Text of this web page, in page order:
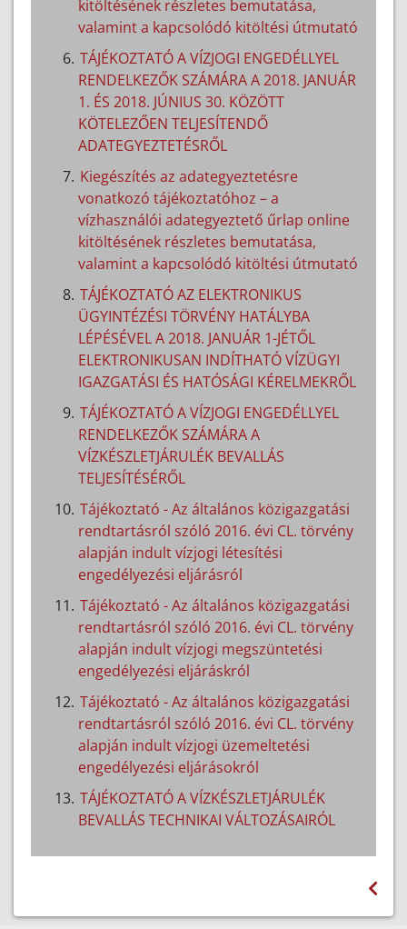
kitöltésének részletes bemutatása,
valamint a kapcsolódó kitöltési útmutató
TÁJÉKOZTATÓ A VÍZJOGI ENGEDÉLLYEL
RENDELKEZŐK SZÁMÁRA A 2018. JANUÁR
1. ÉS 2018. JÚNIUS 30. KÖZÖTT
KÖTELEZŐEN TELJESÍTENDŐ
ADATEGYEZTETÉSRŐL
Kiegészítés az adategyeztetésre
vonatkozó tájékoztatóhoz – a
vízhasználói adategyeztető űrlap online
kitöltésének részletes bemutatása,
valamint a kapcsolódó kitöltési útmutató
TÁJÉKOZTATÓ AZ ELEKTRONIKUS
ÜGYINTÉZÉSI TÖRVÉNY HATÁLYBA
LÉPÉSÉVEL A 2018. JANUÁR 1-JÉTŐL
ELEKTRONIKUSAN INDÍTHATÓ VÍZÜGYI
IGAZGATÁSI ÉS HATÓSÁGI KÉRELMEKRŐL
TÁJÉKOZTATÓ A VÍZJOGI ENGEDÉLLYEL
RENDELKEZŐK SZÁMÁRA A
VÍZKÉSZLETJÁRULÉK BEVALLÁS
TELJESÍTÉSÉRŐL
Tájékoztató - Az általános közigazgatási
rendtartásról szóló 2016. évi CL. törvény
alapján indult vízjogi létesítési
engedélyezési eljárásról
Tájékoztató - Az általános közigazgatási
rendtartásról szóló 2016. évi CL. törvény
alapján indult vízjogi megszüntetési
engedélyezési eljáráskról
Tájékoztató - Az általános közigazgatási
rendtartásról szóló 2016. évi CL. törvény
alapján indult vízjogi üzemeltetési
engedélyezési eljárásokról
TÁJÉKOZTATÓ A VÍZKÉSZLETJÁRULÉK
BEVALLÁS TECHNIKAI VÁLTOZÁSAIRÓL